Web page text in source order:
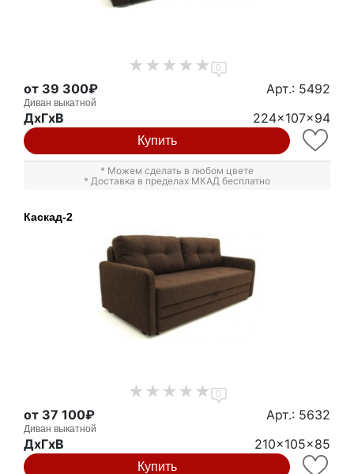
0
от 39 300₽ Арт.: 5492
Диван выкатной
ДxГxВ 224x107x94
Купить
* Можем сделать в любом цвете
* Доставка в пределах МКАД бесплатно
Каскад-2
0
от 37 100₽ Арт.: 5632
Диван выкатной
ДxГxВ 210x105x85
Купить